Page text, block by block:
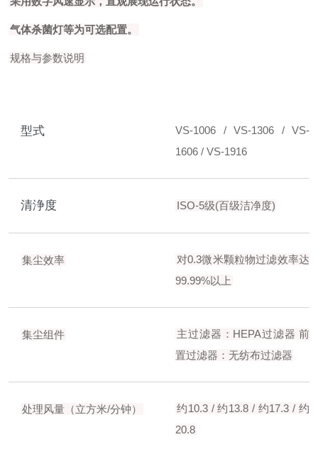
气体杀菌灯等为可选配置。
规格与参数说明
型式
VS-1006 / VS-1306 / VS-
1606 / VS-1916
清浄度 ISO-5级(百级洁净度)
集尘效率
对0.3微米颗粒物过滤效率达
99.99%以上
集尘组件 主过滤器：HEPA过滤器 前
置过滤器：无纺布过滤器
处理风量（立方米/分钟）
约10.3 / 约13.8 / 约17.3 / 约
20.8